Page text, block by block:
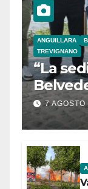
ANGUILLARA
TREVIGNANO
“La
7